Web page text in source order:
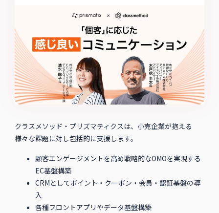
クラスメソッド・プリズマティクスは、小売企業が抱える
様々な課題に対し包括的に支援します。
顧客エンゲージメントを高め戦略的なOMOを実現する
EC基盤構築
CRMとしてポイント・クーポン・会員・認証基盤の導
入
各種フロントアプリやデータ基盤構築